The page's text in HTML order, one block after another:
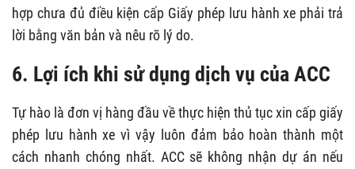
hợp chưa đủ điều kiện cấp Giấy phép lưu hành xe phải trả
lời bằng văn bản và nêu rõ lý do.
6. Lợi ích khi sử dụng dịch vụ của ACC
Tự hào là đơn vị hàng đầu về thực hiện thủ tục xin cấp giấy
phép lưu hành xe vì vậy luôn đảm bảo hoàn thành một
cách nhanh chóng nhất. ACC sẽ không nhận dự án nếu